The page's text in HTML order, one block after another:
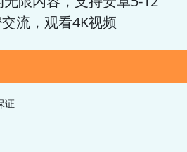
流，观看4K视频
证